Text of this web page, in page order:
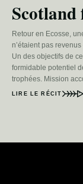
Retour en Ecosse,
n’étaient pas
Un des objectifs de
formidable potentiel
trophées. Mission
LIRE LE RÉCIT